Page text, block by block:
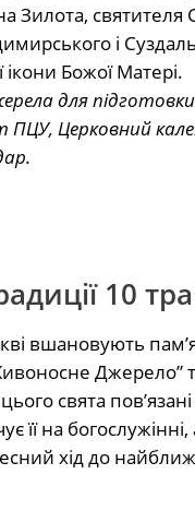
Зилота, святителя
і
ікони Божої Матері.
для підготовки
ПЦУ, Церковний
10
вшановують
Джерело”
свята
її на богослужінні,
хід до